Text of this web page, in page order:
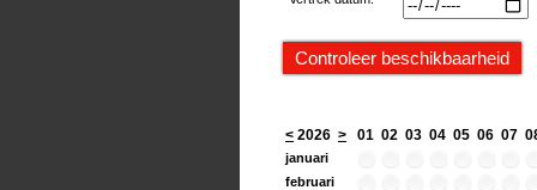
< 2026 > 01 02 03 04 05 06 07
januari
februari